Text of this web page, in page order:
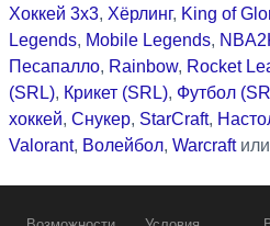
Хоккей 3x3, Хёрлинг, King of
Legends, Mobile Legends,
Песапалло, Rainbow, Rocket
(SRL), Крикет (SRL), Футбол
хоккей, Снукер, StarCraft,
Valorant, Волейбол, Warcraftили